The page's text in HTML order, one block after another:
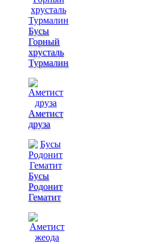
Бусы
Горный
хрусталь
Турмалин
Аметист
друза
Бусы
Родонит
Гематит